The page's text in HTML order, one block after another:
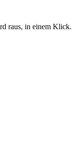
raus, in einem Klick.